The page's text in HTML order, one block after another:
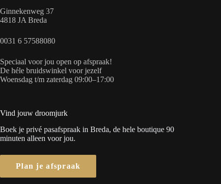
Ginnekenweg 37
4818 JA Breda
0031 6 57588080
Speciaal voor jou open op afspraak!
De héle bruidswinkel voor jezelf
Woensdag t/m zaterdag 09:00–17:00
Vind jouw droomjurk
Boek je privé pasafspraak in Breda, de hele boutique 90
minuten alleen voor jou.
Plan je afspraak